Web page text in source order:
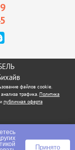
файлов cookie.
трафика.Политика
публичная оферта
Принято